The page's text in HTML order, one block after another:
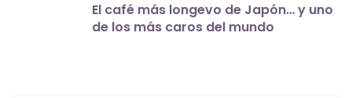
El café más longevo de Japón… y uno
de los más caros del mundo